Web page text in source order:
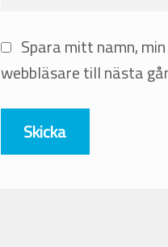
Spara mitt namn,
webbläsare till nästa